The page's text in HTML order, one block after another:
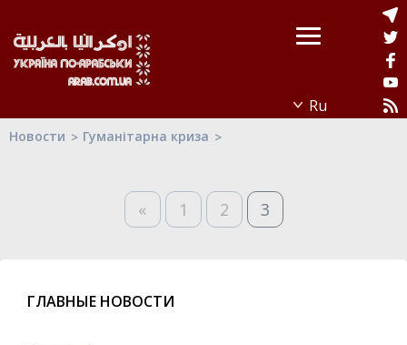
Новости Гуманітарна криза
« 1 2 3
ГЛАВНЫЕ НОВОСТИ